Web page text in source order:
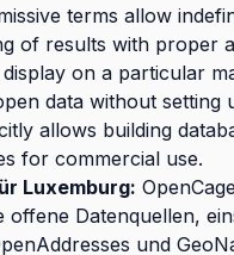
terms allow
of results with proper
on a particular
data without setting
allows building
for commercial use.
Luxemburg: OpenCage
offene Datenquellen,
und